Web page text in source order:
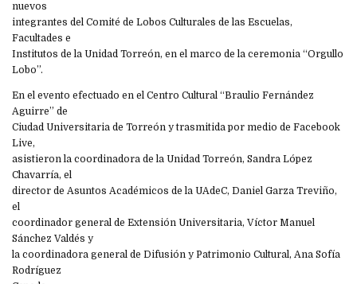
nuevos
integrantes del Comité de Lobos Culturales de las Escuelas,
Facultades e
Institutos de la Unidad Torreón, en el marco de la ceremonia “Orgullo
Lobo”.
En el evento efectuado en el Centro Cultural “Braulio Fernández
Aguirre” de
Ciudad Universitaria de Torreón y trasmitida por medio de Facebook
Live,
asistieron la coordinadora de la Unidad Torreón, Sandra López
Chavarría, el
director de Asuntos Académicos de la UAdeC, Daniel Garza Treviño,
el
coordinador general de Extensión Universitaria, Víctor Manuel
Sánchez Valdés y
la coordinadora general de Difusión y Patrimonio Cultural, Ana Sofía
Rodríguez